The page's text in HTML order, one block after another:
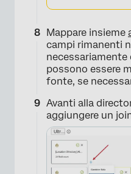
Mappare insieme
campi rimanenti
necessariamente
possono essere
fonte, se
Avanti alla
aggiungere un